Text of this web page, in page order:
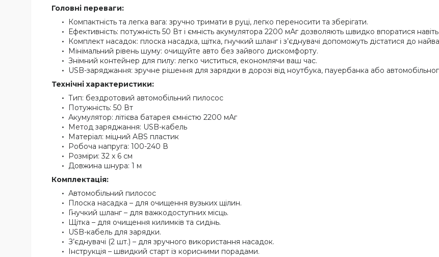
Головні переваги:
Компактність та легка вага: зручно тримати в руці, легко переносити та зберігати.
Ефективність: потужність 50 Вт і ємність акумулятора 2200 мАг дозволяють швидко впоратися
Комплект насадок: плоска насадка, щітка, гнучкий шланг і з’єднувачі допоможуть дістатися до
Мінімальний рівень шуму: очищуйте авто без зайвого дискомфорту.
Знімний контейнер для пилу: легко чиститься, економлячи ваш час.
USB-заряджання: зручне рішення для зарядки в дорозі від ноутбука, пауербанка або
Технічні характеристики:
Тип: бездротовий автомобільний пилосос
Потужність: 50 Вт
Акумулятор: літієва батарея ємністю 2200 мАг
Метод заряджання: USB-кабель
Матеріал: міцний ABS пластик
Робоча напруга: 100-240 В
Розміри: 32 x 6 см
Довжина шнура: 1 м
Комплектація:
Автомобільний пилосос
Плоска насадка – для очищення вузьких щілин.
Гнучкий шланг – для важкодоступних місць.
Щітка – для очищення килимків та сидінь.
USB-кабель для зарядки.
З’єднувачі (2 шт.) – для зручного використання насадок.
Інструкція – швидкий старт із корисними порадами.